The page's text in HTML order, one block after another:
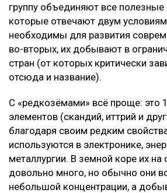
группу объединяют все
которые отвечают двум
необходимы для развития
во-вторых, их добывают в
стран (от которых критически
отсюда и название).
С «редкозёмами» всё проще: это
элементов (скандий, иттрий и
благодаря своим редким
используются в электронике,
металлургии. В земной коре их
довольно много, но обычно они
небольшой концентрации, а